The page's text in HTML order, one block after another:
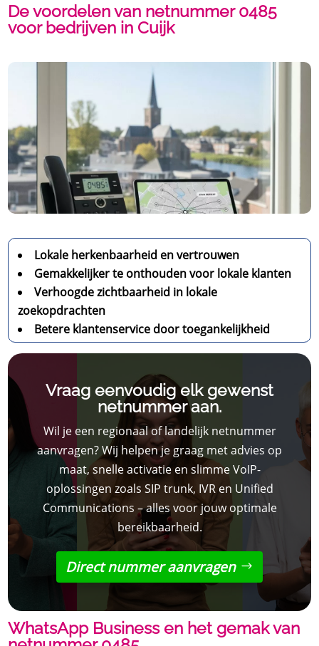
De voordelen van netnummer 0485
voor bedrijven in Cuijk
Lokale herkenbaarheid en vertrouwen
Gemakkelijker te onthouden voor lokale klanten
Verhoogde zichtbaarheid in lokale
zoekopdrachten
Betere klantenservice door toegankelijkheid
Vraag eenvoudig elk gewenst
netnummer aan.
Wil je een regionaal of landelijk netnummer
aanvragen? Wij helpen je graag met advies op
maat, snelle activatie en slimme VoIP-
oplossingen zoals SIP trunk, IVR en Unified
Communications – alles voor jouw optimale
bereikbaarheid.
Direct nummer aanvragen
WhatsApp Business en het gemak van